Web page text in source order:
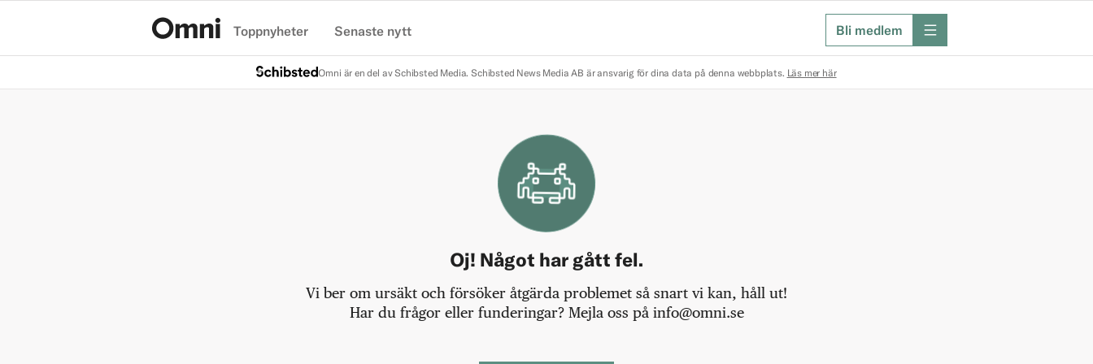
Toppnyheter Senaste nytt Bli medlem meny
Omni är en del av Schibsted Media. Schibsted News Media AB är ansvarig för dina data på denna webbplats. Läs mer här
Oj! Något har gått fel.
Vi ber om ursäkt och försöker åtgärda problemet så snart vi kan, håll ut!
Har du frågor eller funderingar? Mejla oss på info@omni.se